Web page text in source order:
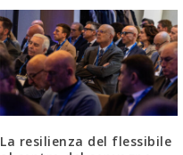
La resilienza del flessibile